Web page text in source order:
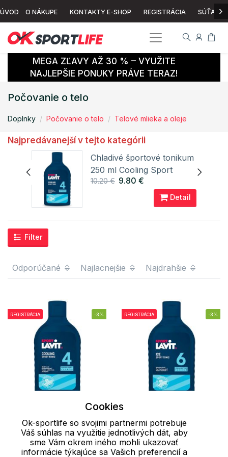
ÚVOD O NÁKUPE KONTAKTY E-SHOP REGISTRÁCIA SÚŤAŽ ›
MEGA ZĽAVY AŽ 30 % – VYUŽITE
NAJLEPŠIE PONUKY PRÁVE TERAZ!
Počovanie o telo
Doplnky Počovanie o telo Telové mlieka a oleje
Najpredávanejší v tejto kategórii
Chladivé športové tonikum
250 ml Cooling Sport
Sport Lavit
10.20 € 9.80 €
Detail
Filter
Odporúčané Najlacnejšie Najdrahšie
REGISTRÁCIA -3%
Chladivé športové
tonikum 250 ml Cooling
REGISTRÁCIA -3%
Športové tonikum 250
ml Ice Sport Sport Lavit
Cookies
Ok-sportlife so svojimi partnermi potrebuje
Váš súhlas na využitie jednotlivých dát, aby
sme Vám okrem iného mohli ukazovať
informácie týkajúce sa Vašich preferencií a